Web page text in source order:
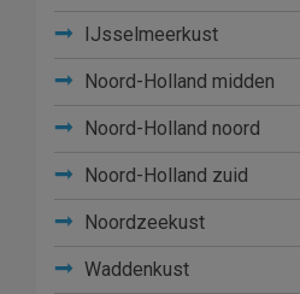
IJsselmeerkust
Noord-Holland midden
Noord-Holland noord
Noord-Holland zuid
Noordzeekust
Waddenkust